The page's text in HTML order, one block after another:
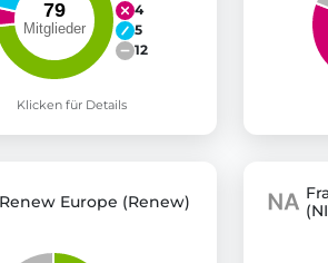
4
5
12
Klicken für Details
Renew Europe (Renew)